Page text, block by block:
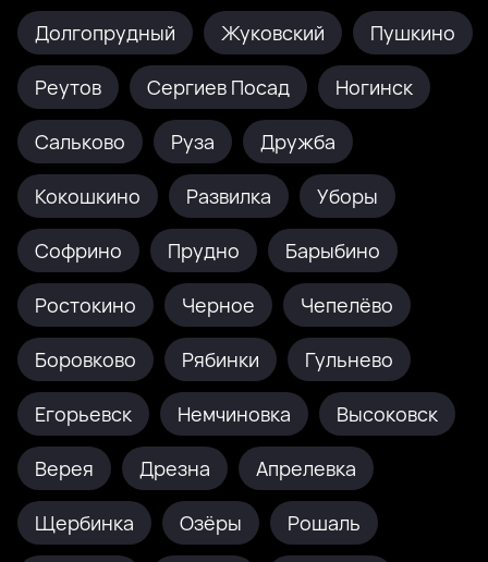
Долгопрудный Жуковский Пушкино
Реутов Сергиев Посад Ногинск
Сальково Руза Дружба
Кокошкино Развилка Уборы
Софрино Прудно Барыбино
Ростокино Черное Чепелёво
Боровково Рябинки Гульнево
Егорьевск Немчиновка Высоковск
Верея Дрезна Апрелевка
Щербинка Озёры Рошаль